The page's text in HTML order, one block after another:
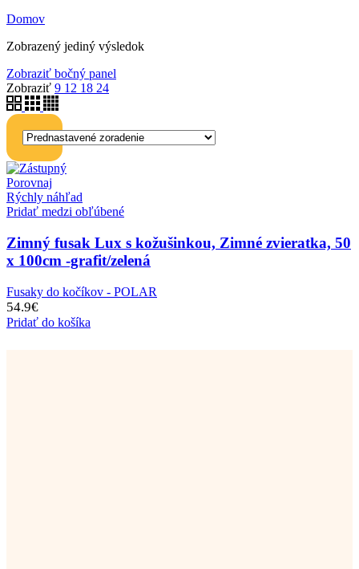
Domov
Zobrazený jediný výsledok
Zobraziť bočný panel
Zobraziť 9 12 18 24
Porovnaj
Rýchly náhľad
Pridať medzi obľúbené
Zimný fusak Lux s kožušinkou, Zimné zvieratka, 50
x 100cm -grafit/zelená
Fusaky do kočíkov - POLAR
54.9€
Pridať do košíka